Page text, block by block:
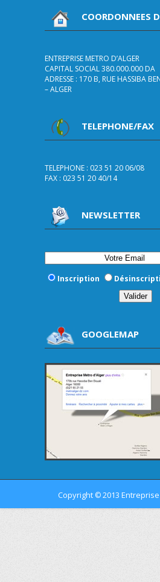
COORDONNEES
ENTREPRISE METRO D’ALGER
CAPITAL SOCIAL 380.000.000 DA
ADRESSE : 170 B, RUE HASSIBA
– ALGER
TELEPHONE/FAX
TELEPHONE : 023 51 20 06/08
FAX : 023 51 20 40/14
NEWSLETTER
Inscription
GOOGLEMAP
Copyright ©2013